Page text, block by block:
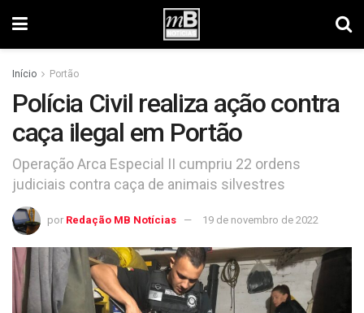
Início Portão
Polícia Civil realiza ação contra
caça ilegal em Portão
Operação Arca Especial II cumpriu 22 ordens
judiciais contra caça de animais silvestres
por Redação MB Notícias 19 de novembro de 2022